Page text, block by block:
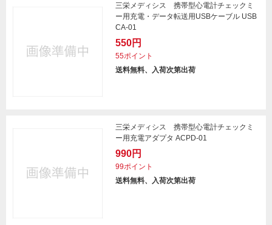
三栄メディシス 携帯型心電計チェックミ
ー用充電・データ転送用USBケーブル USB
CA-01
550円
55ポイント
送料無料、入荷次第出荷
三栄メディシス 携帯型心電計チェックミ
ー用充電アダプタ ACPD-01
990円
99ポイント
送料無料、入荷次第出荷